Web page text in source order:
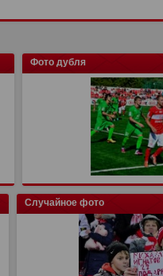
Фото дубля
Случайное фото